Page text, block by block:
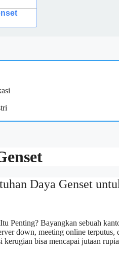
Daya Genset
Penting? Bayangkan sebuah
down, meeting online
kerugian bisa mencapai jutaan